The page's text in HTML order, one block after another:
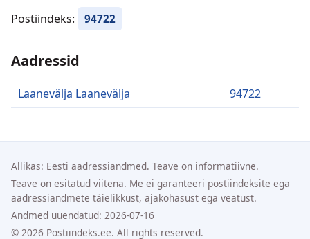
Postiindeks: 94722
Aadressid
Laanevälja Laanevälja 94722
Allikas: Eesti aadressiandmed. Teave on informatiivne.
Teave on esitatud viitena. Me ei garanteeri postiindeksite ega
aadressiandmete täielikkust, ajakohasust ega veatust.
Andmed uuendatud: 2026-07-16
© 2026 Postiindeks.ee. All rights reserved.